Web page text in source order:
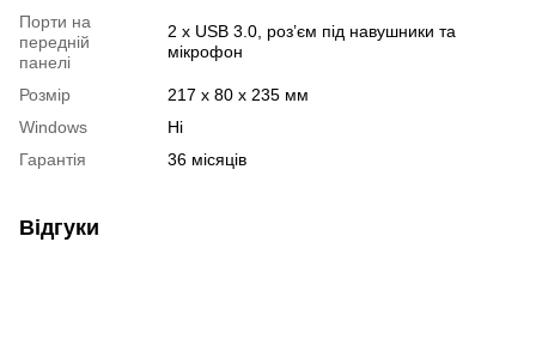
Порти на
передній
панелі
2 х USB 3.0, роз’єм під навушники та
мікрофон
Розмір
217 x 80 x 235 мм
Windows
Ні
Гарантія
36 місяців
Відгуки